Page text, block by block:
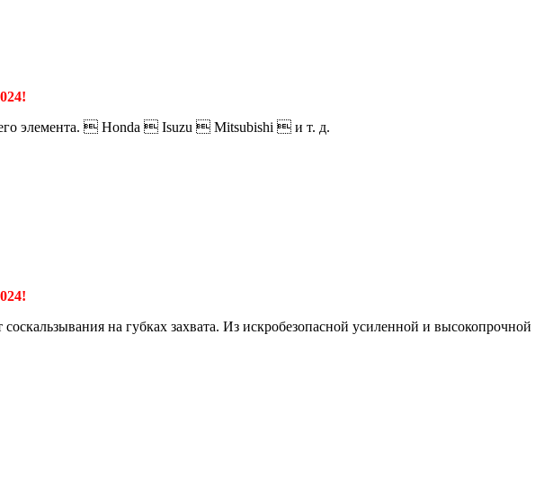
элемента.  Honda  Isuzu  Mitsubishi  и т. д.
на губках захвата. Из искробезопасной усиленной и высокопрочной